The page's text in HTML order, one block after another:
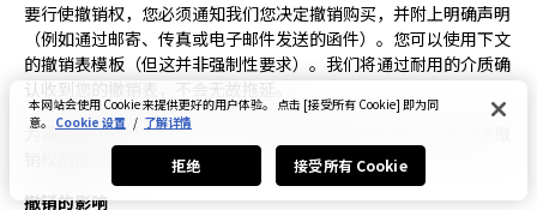
要行使撤销权，您必须通知我们您决定撤销购买，并附上明确声明
（例如通过邮寄、传真或电子邮件发送的函件）。您可以使用下文
的撤销表模板（但这并非强制性要求）。我们将通过耐用的介质确
认收到您的撤销表，不会无故拖延。
为满足撤销截止期限要求，您须在撤销期到期之前提交有关行使撤
撤销的影响
本网站会使用 Cookie 来提供更好的用户体验。 点击 [接受所有 Cookie] 即为同
意。 Cookie 设置 / 了解详情
拒绝 接受所有 Cookie